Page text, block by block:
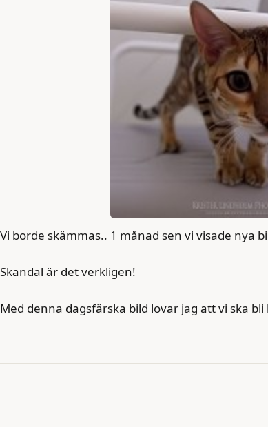
Vi borde skämmas.. 1 månad sen vi visade nya
Skandal är det verkligen!
Med denna dagsfärska bild lovar jag att vi ska